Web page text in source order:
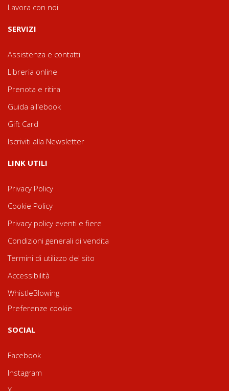
Lavora con noi
SERVIZI
Assistenza e contatti
Libreria online
Prenota e ritira
Guida all'ebook
Gift Card
Iscriviti alla Newsletter
LINK UTILI
Privacy Policy
Cookie Policy
Privacy policy eventi e fiere
Condizioni generali di vendita
Termini di utilizzo del sito
Accessibilità
WhistleBlowing
Preferenze cookie
SOCIAL
Facebook
Instagram